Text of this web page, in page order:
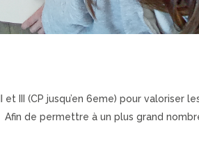
III (CP jusqu’en 6eme) pour valoriser
de permettre à un plus grand